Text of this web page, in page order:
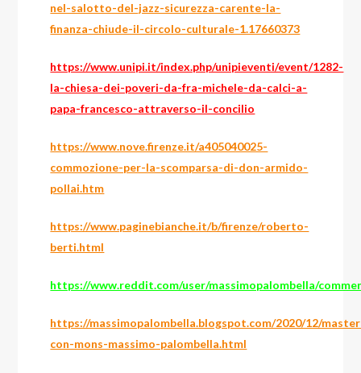
nel-salotto-del-jazz-sicurezza-carente-la-
finanza-chiude-il-circolo-culturale-1.17660373
https://www.unipi.it/index.php/unipieventi/event/1282-
la-chiesa-dei-poveri-da-fra-michele-da-calci-a-
papa-francesco-attraverso-il-concilio
https://www.nove.firenze.it/a405040025-
commozione-per-la-scomparsa-di-don-armido-
pollai.htm
https://www.paginebianche.it/b/firenze/roberto-
berti.html
https://www.reddit.com/user/massimopalombella/
https://massimopalombella.blogspot.com/2020/12/
con-mons-massimo-palombella.html